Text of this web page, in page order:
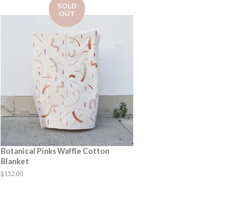
SOLD
OUT
Botanical Pinks Waffle Cotton
Blanket
Regular
$152.00